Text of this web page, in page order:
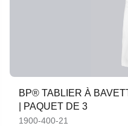
BP® TABLIER À
| PAQUET DE 3
1900-400-21